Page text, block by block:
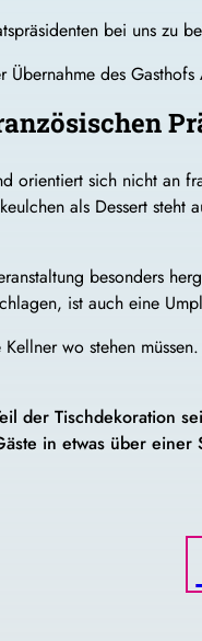
bei uns
Übernahme des
orientiert sich nicht an
als Dessert
besonders
ist auch eine
wo stehen
der Tischdekoration
in etwas über